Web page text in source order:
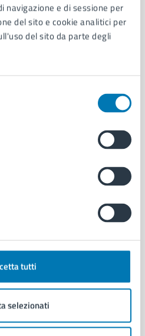
navigazione e di sessione per
del sito e cookie analitici per
del sito da parte degli
tutti
selezionati